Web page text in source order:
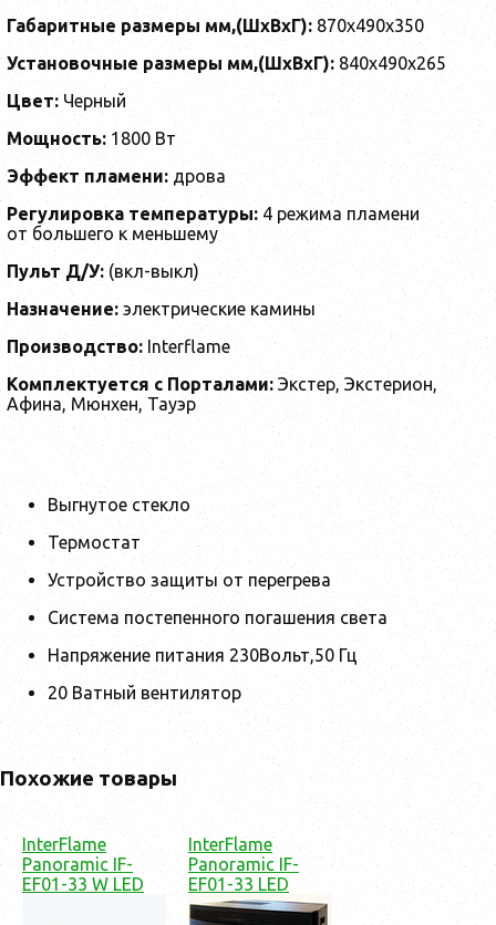
Габаритные размеры мм,(ШхВхГ): 870х490х350
Установочные размеры мм,(ШхВхГ): 840х490х265
Цвет: Черный
Мощность: 1800 Вт
Эффект пламени: дрова
Регулировка температуры: 4 режима пламени
от большего к меньшему
Пульт Д/У: (вкл-выкл)
Назначение: электрические камины
Производство: Interflame
Комплектуeтся с Порталами: Экстер, Экстерион,
Афина, Мюнхен, Тауэр
Выгнутое стекло
Термостат
Устройство защиты от перегрева
Система постепенного погашения света
Напряжение питания 230Вольт,50 Гц
20 Ватный вентилятор
Похожие товары
InterFlame
Panoramic IF-
EF01-33 W LED
InterFlame
Panoramic IF-
EF01-33 LED